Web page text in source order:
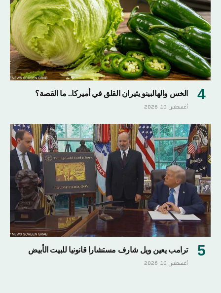
الخس والهالبينو يثيران القلق في أميركا.. ما القصة؟
أغسطس 10, 2026
ترامب يعين ويل شارف مستشارا قانونيا للبيت الأبيض
أغسطس 10, 2026